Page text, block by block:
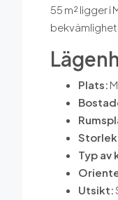
55 m² ligger i
Plats:
Typ av
Utsikt: